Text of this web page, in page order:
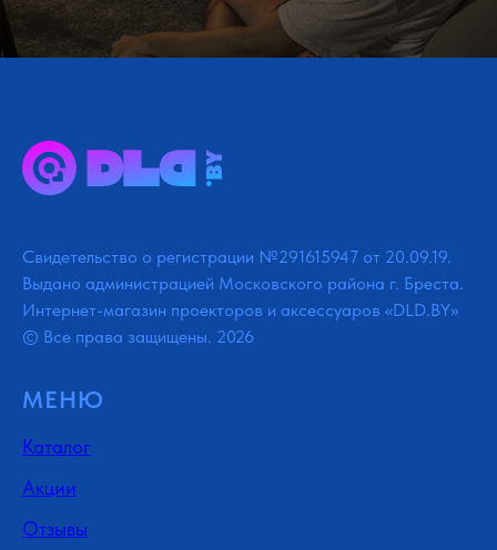
Свидетельство о регистрации №291615947 от 20.09.19.
Выдано администрацией Московского района г. Бреста.
Интернет-магазин проекторов и аксессуаров «DLD.BY»
© Все права защищены. 2026
МЕНЮ
Каталог
Акции
Отзывы